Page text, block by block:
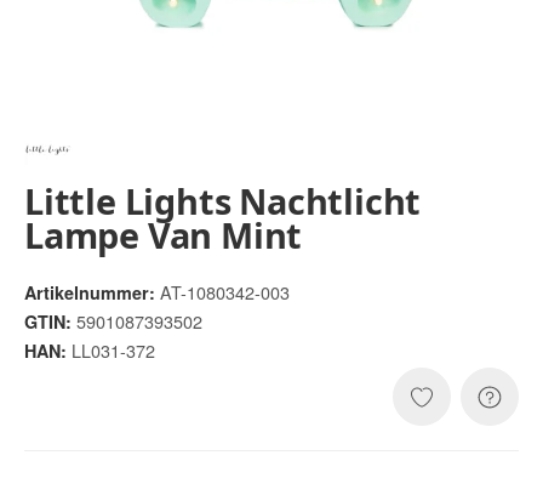
Little Lights Nachtlicht
Lampe Van Mint
Artikelnummer: AT-1080342-003
GTIN: 5901087393502
HAN: LL031-372